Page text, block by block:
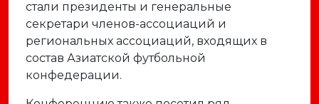
стали президенты и генеральные
секретари членов-ассоциаций и
региональных ассоциаций, входящих в
состав Азиатской футбольной
конфедерации.